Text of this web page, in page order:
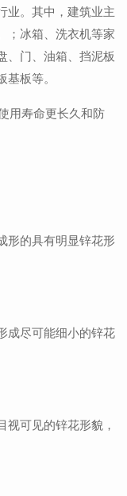
业。其中，建筑业主
；冰箱、洗衣机等家
、门、油箱、挡泥板
基板等。
用寿命更长久和防
形的具有明显锌花形
成尽可能细小的锌花
视可见的锌花形貌，